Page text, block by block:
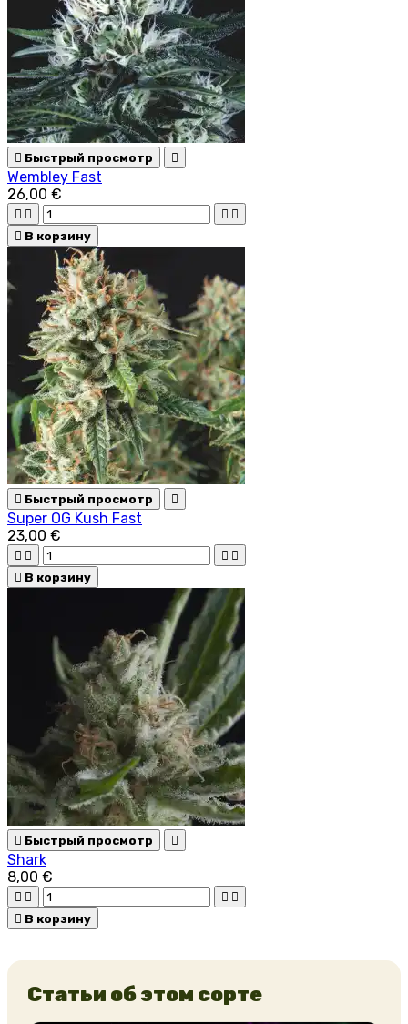
 Быстрый просмотр 
Wembley Fast
26,00 €
   
 В корзину
 Быстрый просмотр 
Super OG Kush Fast
23,00 €
   
 В корзину
 Быстрый просмотр 
Shark
8,00 €
   
 В корзину
Статьи об этом сорте